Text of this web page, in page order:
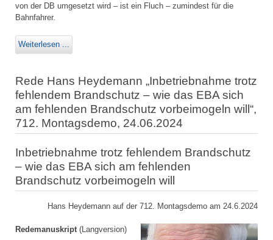
von der DB umgesetzt wird – ist ein Fluch – zumindest für die
Bahnfahrer.
Weiterlesen ...
Rede Hans Heydemann „Inbetriebnahme trotz
fehlendem Brandschutz – wie das EBA sich
am fehlenden Brandschutz vorbeimogeln will“,
712. Montagsdemo, 24.06.2024
Inbetriebnahme trotz fehlendem Brandschutz
– wie das EBA sich am fehlenden
Brandschutz vorbeimogeln will
Hans Heydemann auf der 712. Montagsdemo am 24.6.2024
Redemanuskript (Langversion)